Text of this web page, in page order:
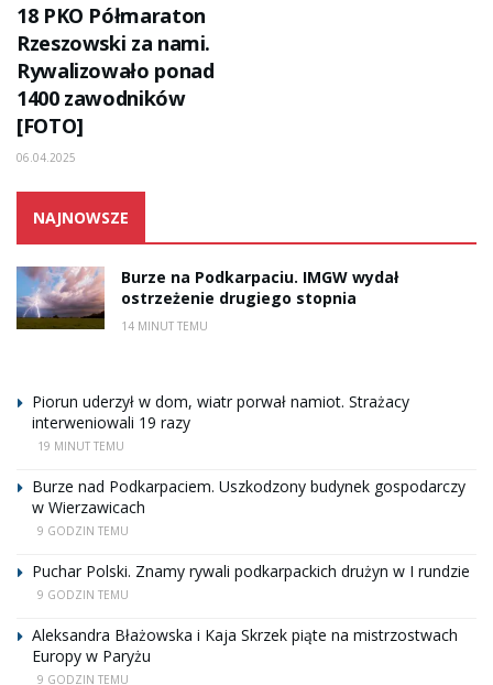
18 PKO Półmaraton
Rzeszowski za nami.
Rywalizowało ponad
1400 zawodników
[FOTO]
06.04.2025
NAJNOWSZE
Burze na Podkarpaciu. IMGW wydał
ostrzeżenie drugiego stopnia
14 MINUT TEMU
Piorun uderzył w dom, wiatr porwał namiot. Strażacy
interweniowali 19 razy
19 MINUT TEMU
Burze nad Podkarpaciem. Uszkodzony budynek gospodarczy
w Wierzawicach
9 GODZIN TEMU
Puchar Polski. Znamy rywali podkarpackich drużyn w I rundzie
9 GODZIN TEMU
Aleksandra Błażowska i Kaja Skrzek piąte na mistrzostwach
Europy w Paryżu
9 GODZIN TEMU